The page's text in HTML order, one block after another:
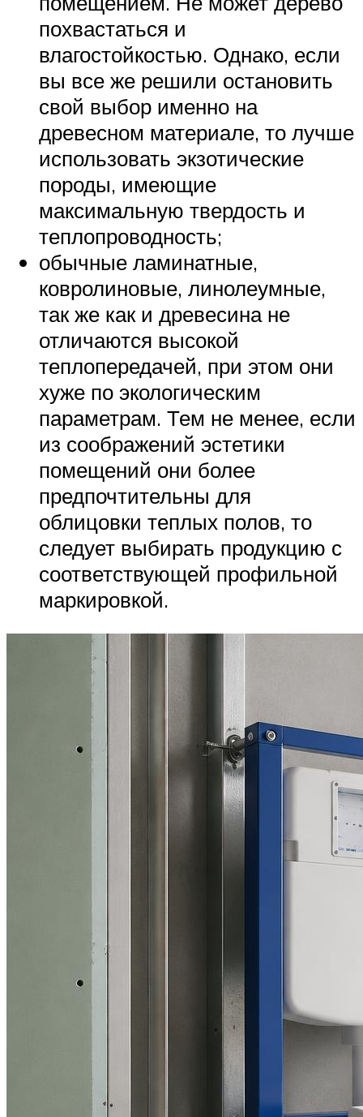
похвастаться и
влагостойкостью. Однако, если
вы все же решили остановить
свой выбор именно на
древесном материале, то лучше
использовать экзотические
породы, имеющие
максимальную твердость и
теплопроводность;
обычные ламинатные,
ковролиновые, линолеумные,
так же как и древесина не
отличаются высокой
теплопередачей, при этом они
хуже по экологическим
параметрам. Тем не менее, если
из соображений эстетики
помещений они более
предпочтительны для
облицовки теплых полов, то
следует выбирать продукцию с
соответствующей профильной
маркировкой.